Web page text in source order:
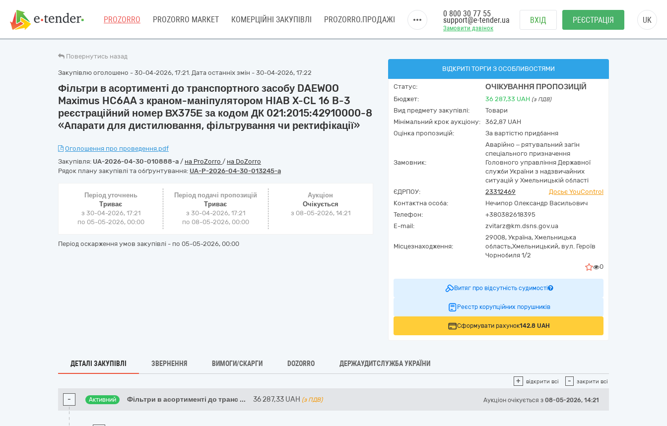
PROZORRO PROZORRO MARKET КОМЕРЦІЙНІ ЗАКУПІВЛІ PROZORRO.ПРОДАЖІ
Замовити дзвінок
0 800 30 77 55
support@e-tender.ua ВХІД РЕЄСТРАЦІЯ UK
Повернутись назад
Закупівлю оголошено - 30-04-2026, 17:21. Дата останніх змін - 30-04-2026, 17:22
Фільтри в асортименті до транспортного засобу DAEWOO
Maximus HC6AA з краном-маніпулятором HIAB X-CL 16 B-3
реєстраційний номер ВХ375Е за кодом ДК 021:2015:42910000-8
«Апарати для дистилювання, фільтрування чи ректифікації»
Оголошення про проведення.pdf
Закупівля: UA-2026-04-30-010888-a / на ProZorro / на DoZorro
Рядок плану закупівлі та обґрунтування: UA-P-2026-04-30-013245-a
Період уточнень
Триває
з 30-04-2026, 17:21
по 05-05-2026, 00:00
Період подачі пропозицій
Триває
з 30-04-2026, 17:21
по 08-05-2026, 00:00
Аукціон
Очікується
з 08-05-2026, 14:21
Період оскарження умов закупівлі - по 05-05-2026, 00:00
ВІДКРИТІ ТОРГИ З ОСОБЛИВОСТЯМИ
Статус: ОЧІКУВАННЯ ПРОПОЗИЦІЙ
Бюджет: 36 287,33 UAH (з ПДВ)
Вид предмету закупівлі:
Товари
Мінімальний крок аукціону:
362,87 UAH
Оцінка пропозицій:
За вартістю придбання
Замовник:
Аварійно – рятувальний загін
спеціального призначення
Головного управління Державної
служби України з надзвичайних
ситуацій у Хмельницькій області
ЄДРПОУ:
23312469
Досьє YouControl
Контактна особа:
Нечипор Олександр Васильович
Телефон:
+380382618395
E-mail:
zvitarz@km.dsns.gov.ua
Місцезнаходження:
29008, Україна, Хмельницька
область,Хмельницький, вул. Героїв
Чорнобиля 1/2
0
Витяг про відсутність судимості
Реєстр корупційних порушників
Сформувати рахунок142.8 UAH
ДЕТАЛІ ЗАКУПІВЛІ ЗВЕРНЕННЯ ВИМОГИ/СКАРГИ DOZORRO ДЕРЖАУДИТСЛУЖБА УКРАЇНИ
+ відкрити всі - закрити всі
- Активний Фільтри в асортименті до транс ... 36 287,33 UAH (з ПДВ) Аукціон очікується з 08-05-2026, 14:21